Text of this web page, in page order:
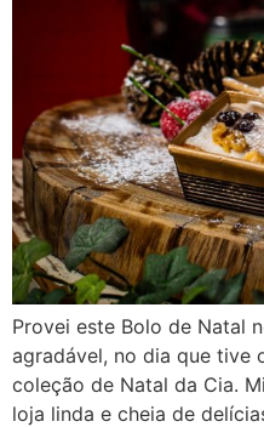
Provei este Bolo de Natal
agradável, no dia que tive
coleção de Natal da Cia.
loja linda e cheia de